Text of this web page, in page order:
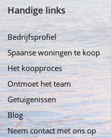
Handige links
Bedrijfsprofiel
Spaanse woningen te koop
Het koopproces
Ontmoet het team
Getuigenissen
Blog
Neem contact met ons op